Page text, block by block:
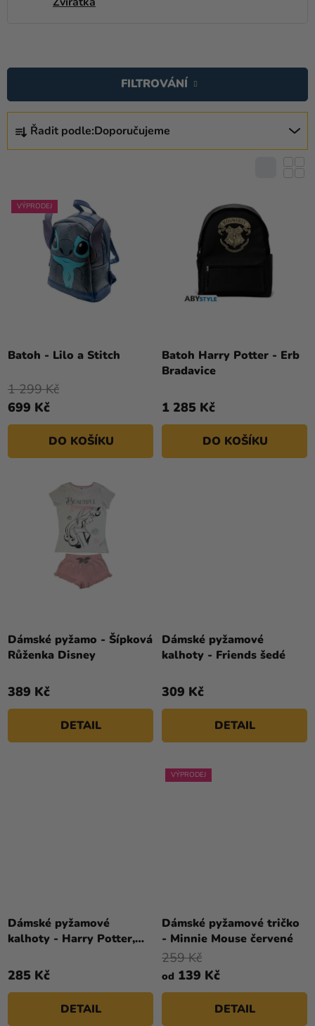
A
Z
Ů
Řadit podle:Doporučujeme
FILTROVÁNÍ
Ý
P
I
S
P
DVÝPRODEJ
Batoh - Lilo a Stitch
699 Kč
1 299 Kč
DO KOŠÍKU
Batoh Harry Potter - Erb
Bradavice
1 285 Kč
DO KOŠÍKU
Dámské pyžamo - Šípková
Růženka Disney
389 Kč
DETAIL
Dámské pyžamové
kalhoty - Friends šedé
309 Kč
DETAIL
Dámské pyžamové
kalhoty - Harry Potter,
285 Kč
DETAIL
VÝPRODEJ
Dámské pyžamové tričko
- Minnie Mouse červené
od 139 Kč
259 Kč
DETAIL